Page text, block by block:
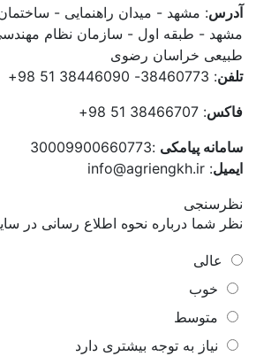
آدرس: مشهد - میدان راهنمایی -
مشهد - طبقه اول - سازمان نظام
طبیعی خراسان رضوی
تلفن: 38460773- 38446090 51 98+
فاکس: 38466707 51 98+
سامانه پیامکی :30009900660773
ایمیل: info@agriengkh.ir
نظرسنجی
نظر شما درباره نحوه اطلاع رسانی در
عالی
خوب
متوسط
نیاز به توجه بیشتری دارد